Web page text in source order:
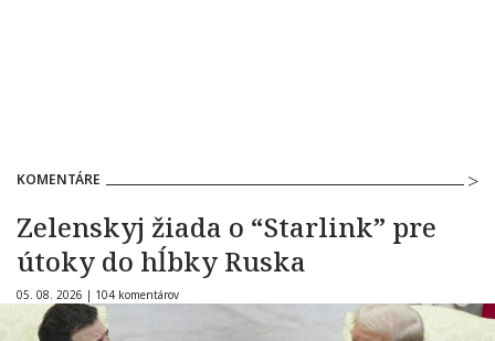
KOMENTÁRE
Zelenskyj žiada o “Starlink” pre
útoky do hĺbky Ruska
05. 08. 2026 | 104 komentárov